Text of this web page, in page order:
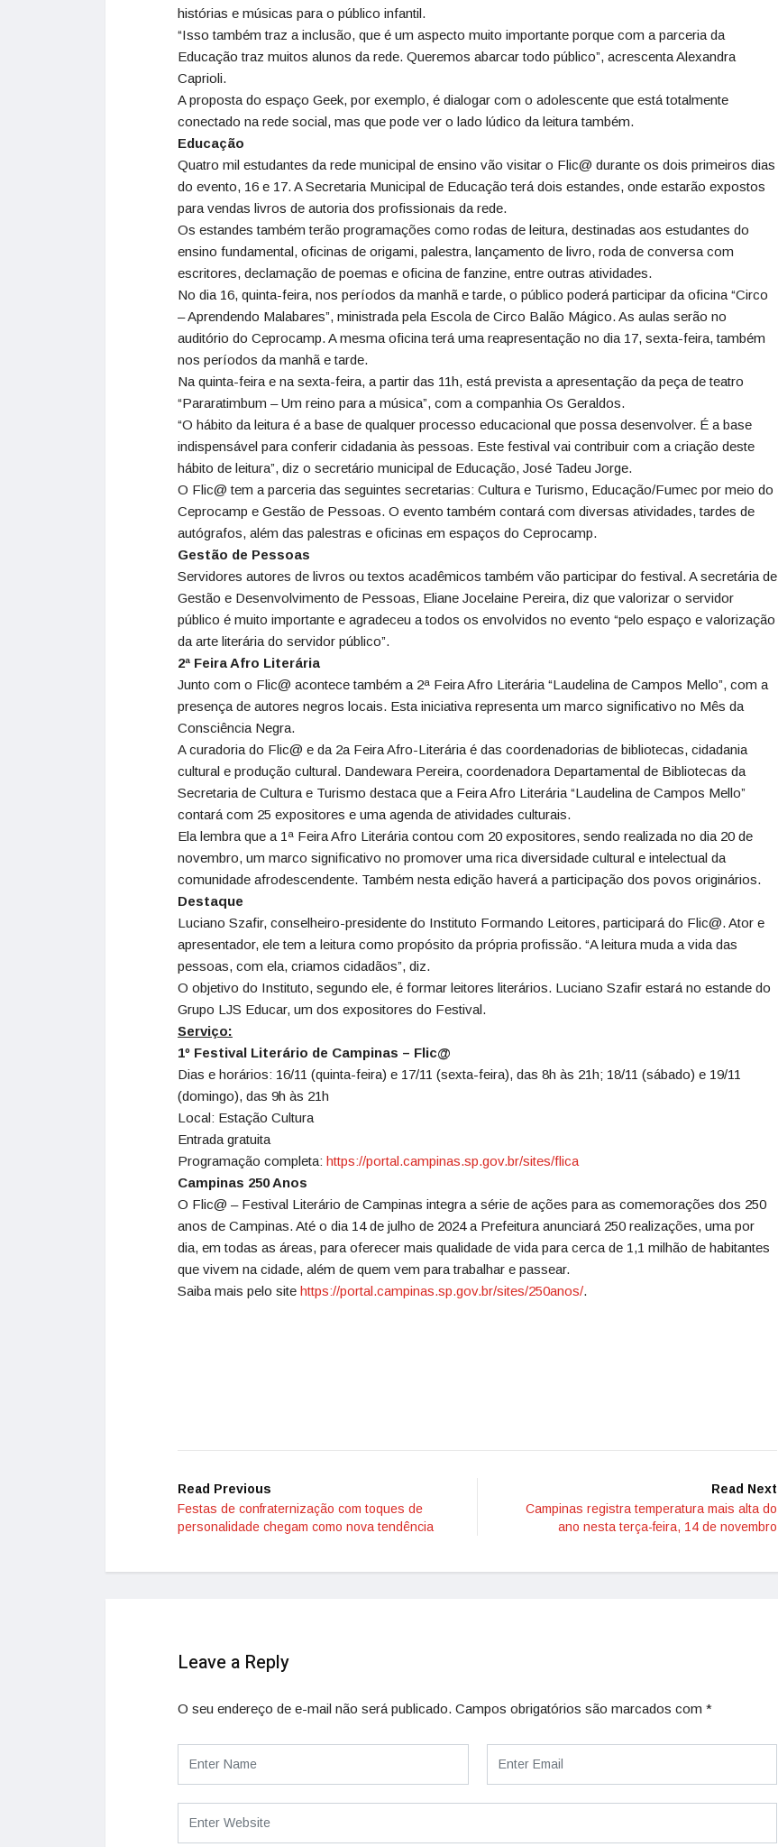
histórias e músicas para o público infantil.
“Isso também traz a inclusão, que é um aspecto muito importante porque com a parceria da
Educação traz muitos alunos da rede. Queremos abarcar todo público”, acrescenta Alexandra
Caprioli.
A proposta do espaço Geek, por exemplo, é dialogar com o adolescente que está totalmente
conectado na rede social, mas que pode ver o lado lúdico da leitura também.
Educação
Quatro mil estudantes da rede municipal de ensino vão visitar o Flic@ durante os dois primeiros dias
do evento, 16 e 17. A Secretaria Municipal de Educação terá dois estandes, onde estarão expostos
para vendas livros de autoria dos profissionais da rede.
Os estandes também terão programações como rodas de leitura, destinadas aos estudantes do
ensino fundamental, oficinas de origami, palestra, lançamento de livro, roda de conversa com
escritores, declamação de poemas e oficina de fanzine, entre outras atividades.
No dia 16, quinta-feira, nos períodos da manhã e tarde, o público poderá participar da oficina “Circo
– Aprendendo Malabares”, ministrada pela Escola de Circo Balão Mágico. As aulas serão no
auditório do Ceprocamp. A mesma oficina terá uma reapresentação no dia 17, sexta-feira, também
nos períodos da manhã e tarde.
Na quinta-feira e na sexta-feira, a partir das 11h, está prevista a apresentação da peça de teatro
“Pararatimbum – Um reino para a música”, com a companhia Os Geraldos.
“O hábito da leitura é a base de qualquer processo educacional que possa desenvolver. É a base
indispensável para conferir cidadania às pessoas. Este festival vai contribuir com a criação deste
hábito de leitura”, diz o secretário municipal de Educação, José Tadeu Jorge.
O Flic@ tem a parceria das seguintes secretarias: Cultura e Turismo, Educação/Fumec por meio do
Ceprocamp e Gestão de Pessoas. O evento também contará com diversas atividades, tardes de
autógrafos, além das palestras e oficinas em espaços do Ceprocamp.
Gestão de Pessoas
Servidores autores de livros ou textos acadêmicos também vão participar do festival. A secretária de
Gestão e Desenvolvimento de Pessoas, Eliane Jocelaine Pereira, diz que valorizar o servidor
público é muito importante e agradeceu a todos os envolvidos no evento “pelo espaço e valorização
da arte literária do servidor público”.
2ª Feira Afro Literária
Junto com o Flic@ acontece também a 2ª Feira Afro Literária “Laudelina de Campos Mello”, com a
presença de autores negros locais. Esta iniciativa representa um marco significativo no Mês da
Consciência Negra.
A curadoria do Flic@ e da 2a Feira Afro-Literária é das coordenadorias de bibliotecas, cidadania
cultural e produção cultural. Dandewara Pereira, coordenadora Departamental de Bibliotecas da
Secretaria de Cultura e Turismo destaca que a Feira Afro Literária “Laudelina de Campos Mello”
contará com 25 expositores e uma agenda de atividades culturais.
Ela lembra que a 1ª Feira Afro Literária contou com 20 expositores, sendo realizada no dia 20 de
novembro, um marco significativo no promover uma rica diversidade cultural e intelectual da
comunidade afrodescendente. Também nesta edição haverá a participação dos povos originários.
Destaque
Luciano Szafir, conselheiro-presidente do Instituto Formando Leitores, participará do Flic@. Ator e
apresentador, ele tem a leitura como propósito da própria profissão. “A leitura muda a vida das
pessoas, com ela, criamos cidadãos”, diz.
O objetivo do Instituto, segundo ele, é formar leitores literários. Luciano Szafir estará no estande do
Grupo LJS Educar, um dos expositores do Festival.
Serviço:
1º Festival Literário de Campinas – Flic@
Dias e horários: 16/11 (quinta-feira) e 17/11 (sexta-feira), das 8h às 21h; 18/11 (sábado) e 19/11
(domingo), das 9h às 21h
Local: Estação Cultura
Entrada gratuita
Programação completa: https://portal.campinas.sp.gov.br/sites/flica
Campinas 250 Anos
O Flic@ – Festival Literário de Campinas integra a série de ações para as comemorações dos 250
anos de Campinas. Até o dia 14 de julho de 2024 a Prefeitura anunciará 250 realizações, uma por
dia, em todas as áreas, para oferecer mais qualidade de vida para cerca de 1,1 milhão de habitantes
que vivem na cidade, além de quem vem para trabalhar e passear.
Saiba mais pelo site https://portal.campinas.sp.gov.br/sites/250anos/.
Read Previous
Festas de confraternização com toques de
personalidade chegam como nova tendência
Read Next
Campinas registra temperatura mais alta do
ano nesta terça-feira, 14 de novembro
Leave a Reply
O seu endereço de e-mail não será publicado. Campos obrigatórios são marcados com *